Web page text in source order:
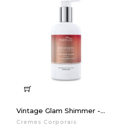
Vintage Glam Shimmer -...
Cremes Corporais